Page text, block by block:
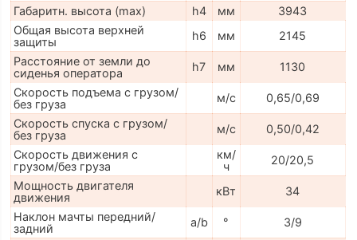
Габаритн. высота (max)
h4 мм
3943
Общая высота верхней
защиты
h6 мм
2145
Расстояние от земли до
сиденья оператора
h7 мм
1130
Скорость подъема с грузом/
без груза
м/с
0,65/0,69
Скорость спуска с грузом/
без груза
м/с
0,50/0,42
Скорость движения с
грузом/без груза
км/
ч
20/20,5
Мощность двигателя
движения
кВт
34
Наклон мачты передний/
задний
a/b °
3/9